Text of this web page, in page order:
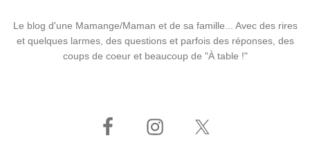
Le blog d'une Mamange/Maman et de sa famille... Avec des rires
et quelques larmes, des questions et parfois des réponses, des
coups de coeur et beaucoup de "À table !"